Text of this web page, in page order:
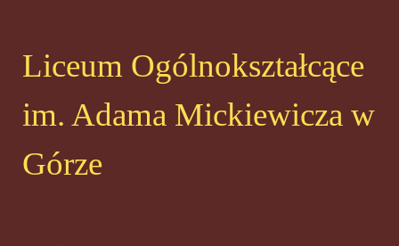
Liceum Ogólnokształcące
im. Adama Mickiewicza w
Górze